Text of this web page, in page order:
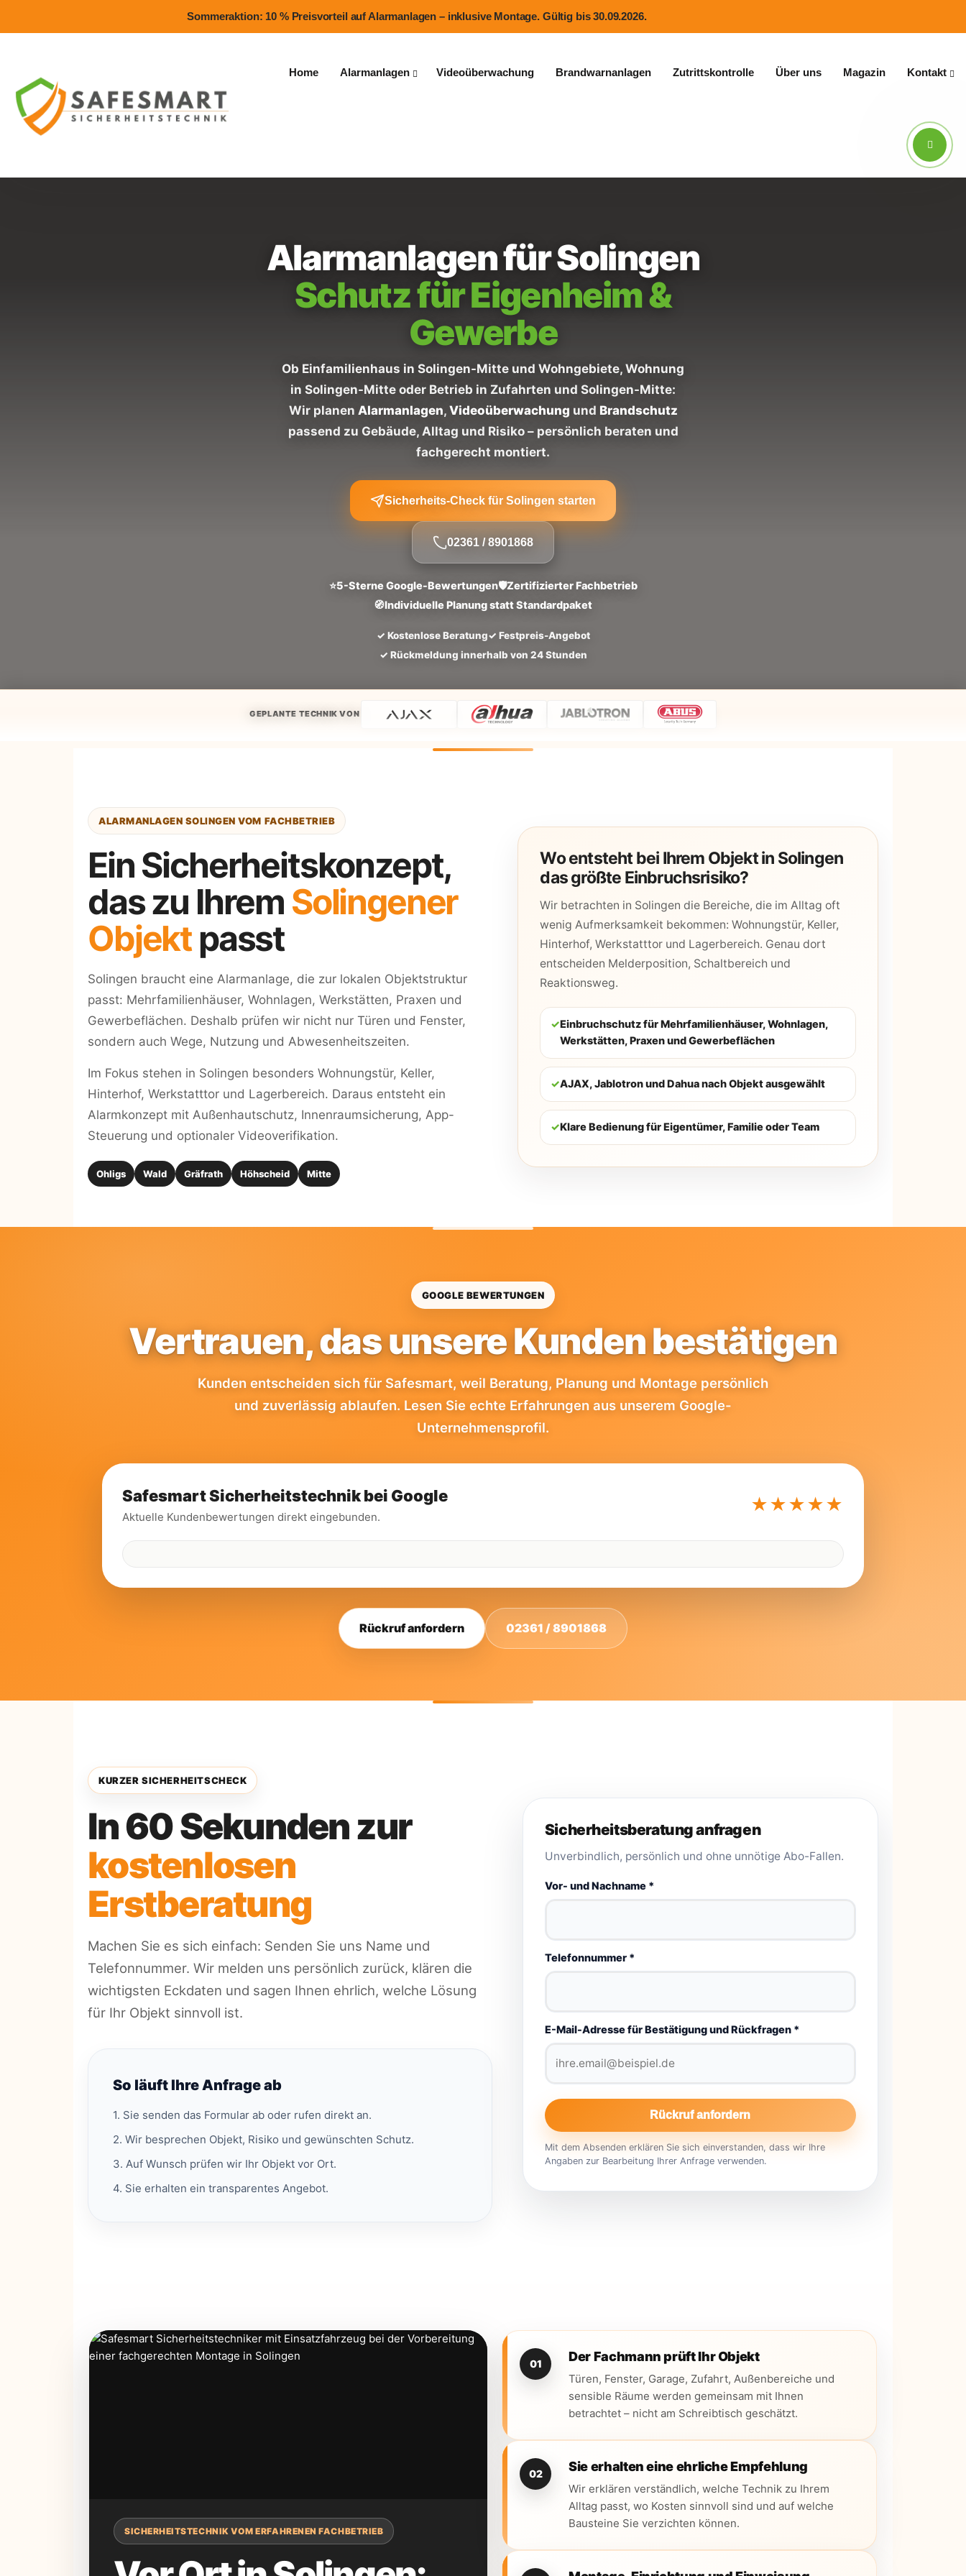
Sommeraktion: 10 % Preisvorteil auf Alarmanlagen – inklusive Montage. Gültig bis 30.09.2026.
Home Alarmanlagen Videoüberwachung Brandwarnanlagen Zutrittskontrolle Über uns Magazin Kontakt
Alarmanlagen für Solingen
Schutz für Eigenheim &
Gewerbe
Ob Einfamilienhaus in Solingen-Mitte und Wohngebiete, Wohnung
in Solingen-Mitte oder Betrieb in Zufahrten und Solingen-Mitte:
Wir planen Alarmanlagen, Videoüberwachung und Brandschutz
passend zu Gebäude, Alltag und Risiko – persönlich beraten und
fachgerecht montiert.
Sicherheits-Check für Solingen starten
02361 / 8901868
⭐5-Sterne Google-Bewertungen🛡Zertifizierter Fachbetrieb
🧭Individuelle Planung statt Standardpaket
✓ Kostenlose Beratung✓ Festpreis-Angebot
✓ Rückmeldung innerhalb von 24 Stunden
GEPLANTE TECHNIK VON
ALARMANLAGEN SOLINGEN VOM FACHBETRIEB
Ein Sicherheitskonzept,
das zu Ihrem Solingener
Objektpasst
Solingen braucht eine Alarmanlage, die zur lokalen Objektstruktur
passt: Mehrfamilienhäuser, Wohnlagen, Werkstätten, Praxen und
Gewerbeflächen. Deshalb prüfen wir nicht nur Türen und Fenster,
sondern auch Wege, Nutzung und Abwesenheitszeiten.
Im Fokus stehen in Solingen besonders Wohnungstür, Keller,
Hinterhof, Werkstatttor und Lagerbereich. Daraus entsteht ein
Alarmkonzept mit Außenhautschutz, Innenraumsicherung, App-
Steuerung und optionaler Videoverifikation.
Ohligs Wald Gräfrath Höhscheid Mitte
Wo entsteht bei Ihrem Objekt in Solingen
das größte Einbruchsrisiko?
Wir betrachten in Solingen die Bereiche, die im Alltag oft
wenig Aufmerksamkeit bekommen: Wohnungstür, Keller,
Hinterhof, Werkstatttor und Lagerbereich. Genau dort
entscheiden Melderposition, Schaltbereich und
Reaktionsweg.
✓Einbruchschutz für Mehrfamilienhäuser, Wohnlagen,
Werkstätten, Praxen und Gewerbeflächen
✓AJAX, Jablotron und Dahua nach Objekt ausgewählt
✓Klare Bedienung für Eigentümer, Familie oder Team
GOOGLE BEWERTUNGEN
Vertrauen, das unsere Kunden bestätigen
Kunden entscheiden sich für Safesmart, weil Beratung, Planung und Montage persönlich
und zuverlässig ablaufen. Lesen Sie echte Erfahrungen aus unserem Google-
Unternehmensprofil.
Safesmart Sicherheitstechnik bei Google
Aktuelle Kundenbewertungen direkt eingebunden.
★★★★★
Rückruf anfordern 02361 / 8901868
KURZER SICHERHEITSCHECK
In 60 Sekunden zur
kostenlosen
Erstberatung
Machen Sie es sich einfach: Senden Sie uns Name und
Telefonnummer. Wir melden uns persönlich zurück, klären die
wichtigsten Eckdaten und sagen Ihnen ehrlich, welche Lösung
für Ihr Objekt sinnvoll ist.
So läuft Ihre Anfrage ab
1. Sie senden das Formular ab oder rufen direkt an.
2. Wir besprechen Objekt, Risiko und gewünschten Schutz.
3. Auf Wunsch prüfen wir Ihr Objekt vor Ort.
4. Sie erhalten ein transparentes Angebot.
Sicherheitsberatung anfragen
Unverbindlich, persönlich und ohne unnötige Abo-Fallen.
Vor- und Nachname *
Telefonnummer *
E-Mail-Adresse für Bestätigung und Rückfragen *
Rückruf anfordern
Mit dem Absenden erklären Sie sich einverstanden, dass wir Ihre
Angaben zur Bearbeitung Ihrer Anfrage verwenden.
SICHERHEITSTECHNIK VOM ERFAHRENEN FACHBETRIEB
01 Der Fachmann prüft Ihr Objekt
Türen, Fenster, Garage, Zufahrt, Außenbereiche und
sensible Räume werden gemeinsam mit Ihnen
betrachtet – nicht am Schreibtisch geschätzt.
02 Sie erhalten eine ehrliche Empfehlung
Wir erklären verständlich, welche Technik zu Ihrem
Alltag passt, wo Kosten sinnvoll sind und auf welche
Bausteine Sie verzichten können.